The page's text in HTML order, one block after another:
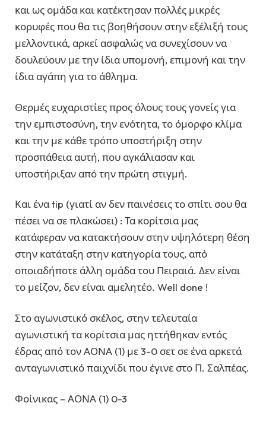
και ως ομάδα και κατέκτησαν πολλές μικρές
κορυφές που θα τις βοηθήσουν στην εξέλιξή τους
μελλοντικά, αρκεί ασφαλώς να συνεχίσουν να
δουλεύουν με την ίδια υπομονή, επιμονή και την
ίδια αγάπη για το άθλημα.
Θερμές ευχαριστίες προς όλους τους γονείς για
την εμπιστοσύνη, την ενότητα, το όμορφο κλίμα
και την με κάθε τρόπο υποστήριξη στην
προσπάθεια αυτή, που αγκάλιασαν και
υποστήριξαν από την πρώτη στιγμή.
Και ένα tip (γιατί αν δεν παινέσεις το σπίτι σου θα
πέσει να σε πλακώσει) : Τα κορίτσια μας
κατάφεραν να κατακτήσουν στην υψηλότερη θέση
στην κατάταξη στην κατηγορία τους, από
οποιαδήποτε άλλη ομάδα του Πειραιά. Δεν είναι
το μείζον, δεν είναι αμελητέο. Well done !
Στο αγωνιστικό σκέλος, στην τελευταία
αγωνιστική τα κορίτσια μας ηττήθηκαν εντός
έδρας από τον ΑΟΝΑ (1) με 3-0 σετ σε ένα αρκετά
ανταγωνιστικό παιχνίδι που έγινε στο Π. Σαλπέας.
Φοίνικας – ΑΟΝΑ (1) 0-3